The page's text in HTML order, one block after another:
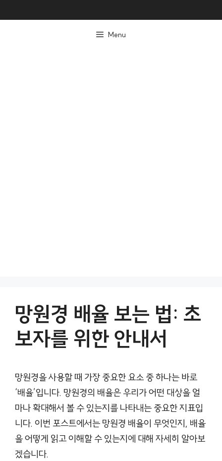
Menu
망원경 배율 보는 법: 초
보자를 위한 안내서
망원경을 사용할 때 가장 중요한 요소 중 하나는 바로
‘배율’입니다. 망원경의 배율은 우리가 어떤 대상을 얼
마나 확대해서 볼 수 있는지를 나타내는 중요한 지표입
니다. 이번 포스트에서는 망원경 배율이 무엇인지, 배율
을 어떻게 읽고 이해할 수 있는지에 대해 자세히 알아보
겠습니다.